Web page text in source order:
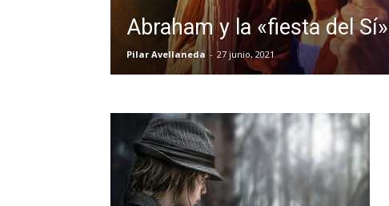
Abraham y la «fiesta del Sí»
Pilar Avellaneda - 27 junio, 2021